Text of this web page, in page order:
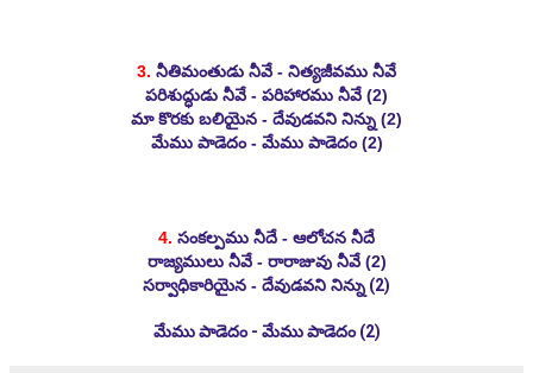
3. నీతిమంతుడు నీవే - నిత్యజీవము నీవే
పరిశుద్ధుడు నీవే - పరిహారము నీవే (2)
మా కొరకు బలియైన - దేవుడవని నిన్ను (2)
మేము పాడెదం - మేము పాడెదం (2)
4. సంకల్పము నీదే - ఆలోచన నీదే
రాజ్యములు నీవే - రారాజువు నీవే (2)
సర్వాధికారియైన - దేవుడవని నిన్ను (2)
మేము పాడెదం - మేము పాడెదం (2)